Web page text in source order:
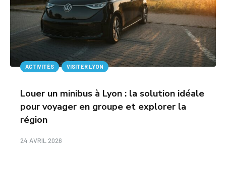
ACTIVITÉS VISITER LYON
Louer un minibus à Lyon : la solution idéale
pour voyager en groupe et explorer la
région
24 AVRIL 2026